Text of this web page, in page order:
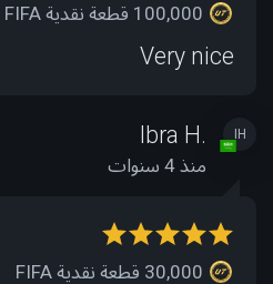
Very nice
IH
Ibra H.
منذ 4 سنوات